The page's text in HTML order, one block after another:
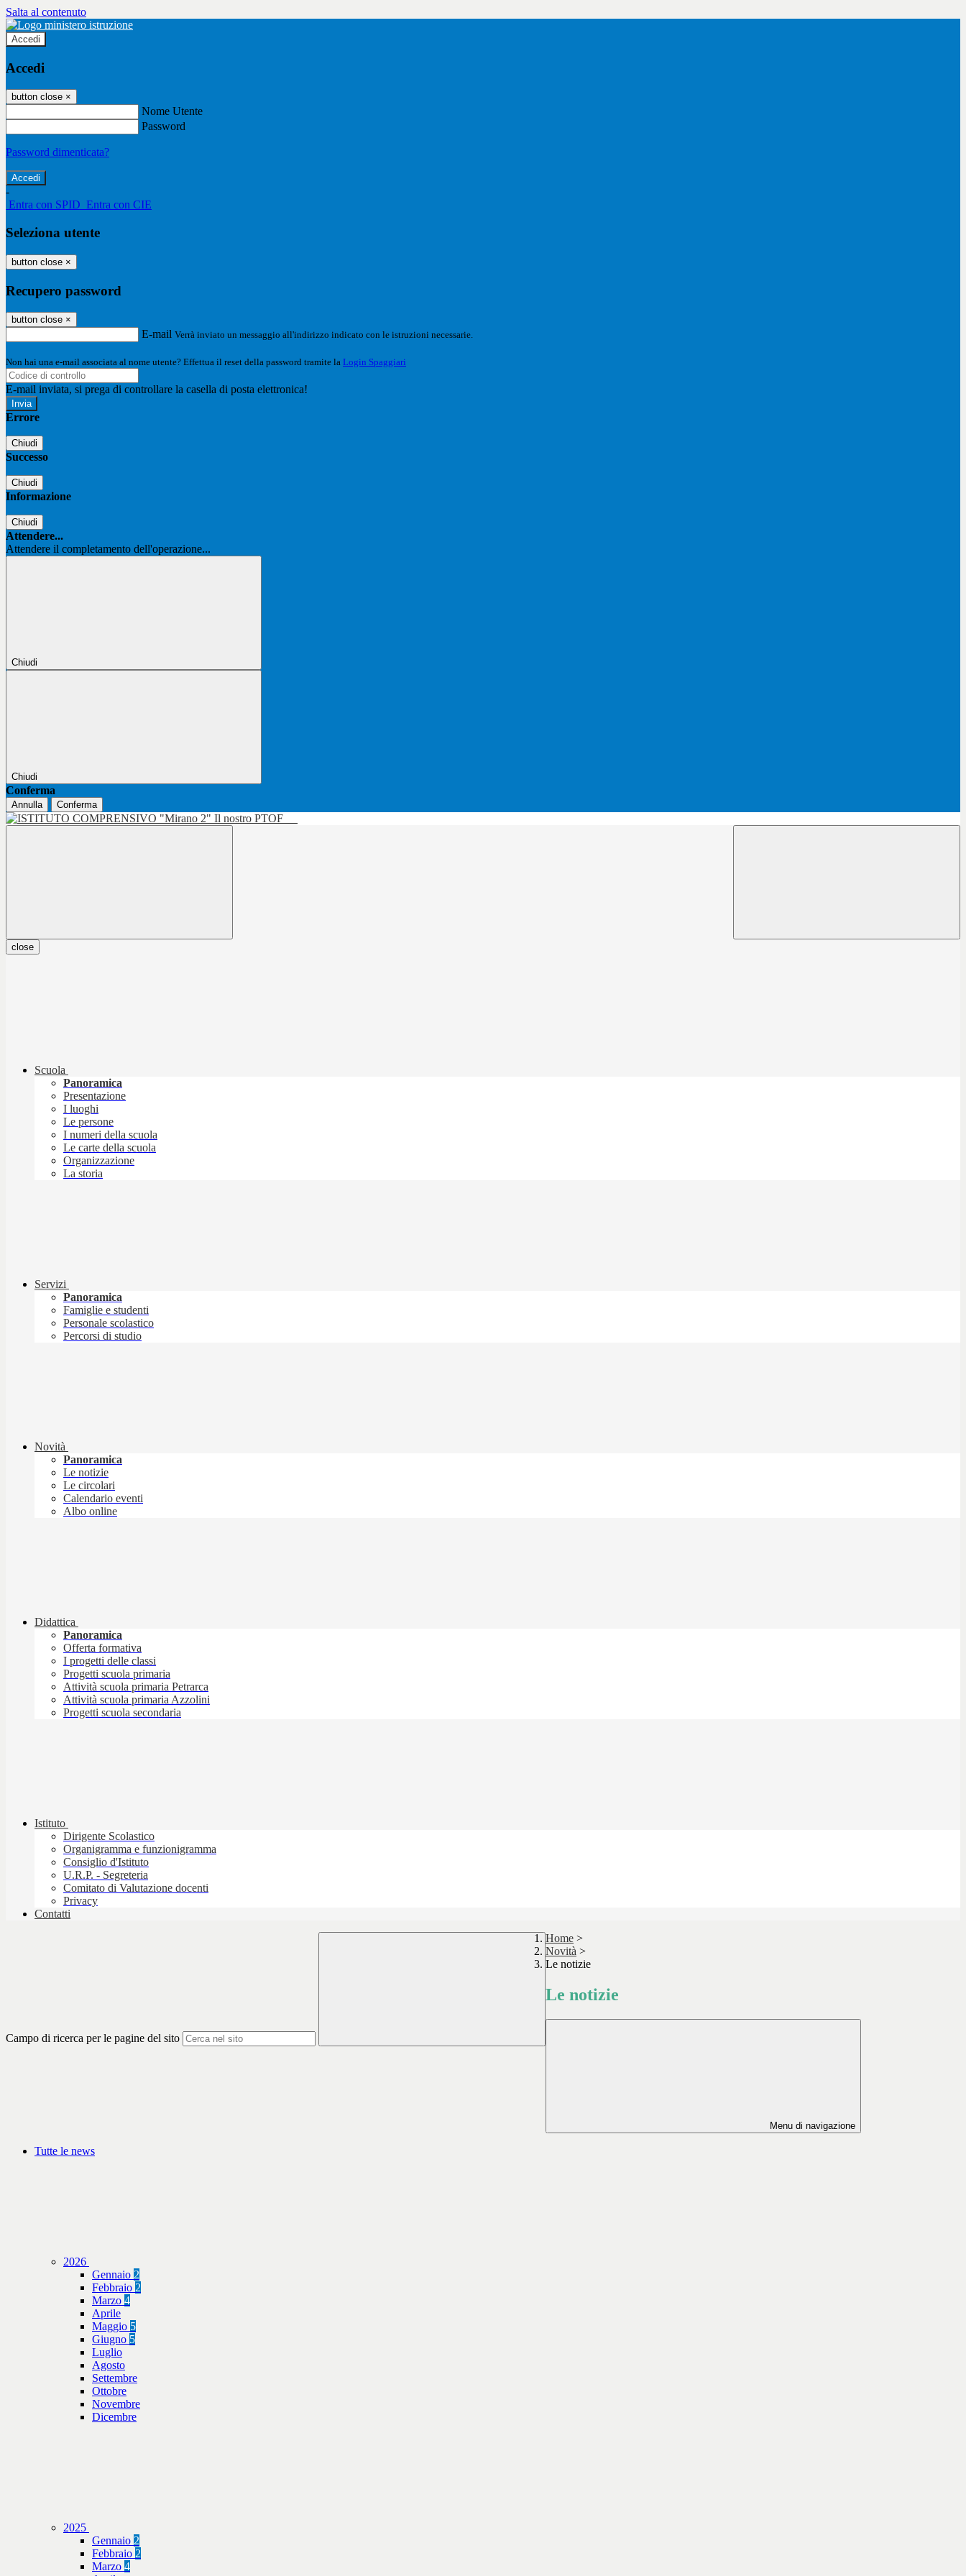
Salta al contenuto
Accedi
Accedi
button close ×
Nome Utente
Password
Password dimenticata?
-
Entra con SPID Entra con CIE
Seleziona utente
button close ×
Recupero password
button close ×
E-mail Verrà inviato un messaggio all'indirizzo indicato con le istruzioni necessarie.
Non hai una e-mail associata al nome utente? Effettua il reset della password tramite la Login Spaggiari
E-mail inviata, si prega di controllare la casella di posta elettronica!
Errore
Chiudi
Successo
Chiudi
Informazione
Chiudi
Attendere...
Attendere il completamento dell'operazione...
Chiudi
Chiudi
Conferma
Annulla Conferma
Il nostro PTOF
close
Scuola
Panoramica
Presentazione
I luoghi
Le persone
I numeri della scuola
Le carte della scuola
Organizzazione
La storia
Servizi
Panoramica
Famiglie e studenti
Personale scolastico
Percorsi di studio
Novità
Panoramica
Le notizie
Le circolari
Calendario eventi
Albo online
Didattica
Panoramica
Offerta formativa
I progetti delle classi
Progetti scuola primaria
Attività scuola primaria Petrarca
Attività scuola primaria Azzolini
Progetti scuola secondaria
Istituto
Dirigente Scolastico
Organigramma e funzionigramma
Consiglio d'Istituto
U.R.P. - Segreteria
Comitato di Valutazione docenti
Privacy
Contatti
Campo di ricerca per le pagine del sito
Home >
Novità >
Le notizie
Le notizie
Menu di navigazione
Tutte le news
2026
Gennaio 2
Febbraio 2
Marzo 4
Aprile
Maggio 5
Giugno 5
Luglio
Agosto
Settembre
Ottobre
Novembre
Dicembre
2025
Gennaio 2
Febbraio 2
Marzo 4